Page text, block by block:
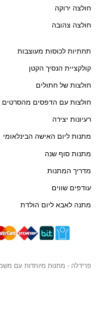
חולצה ירוקה
חולצה צהובה
תחתיות לכוסות מעוצבות
קולקציית הנסיך הקטן
חולצות של חתולים
חולצות עם הדפסים מהסרטים
רעיונות יצירה
מתנות ליום האישה הבינלאומי
מתנות סוף שנה
מדריך המתנות
עודפים שווים
מתנה לאבא ליום הולדת
פרידלה - מתנות מיוחדות עם